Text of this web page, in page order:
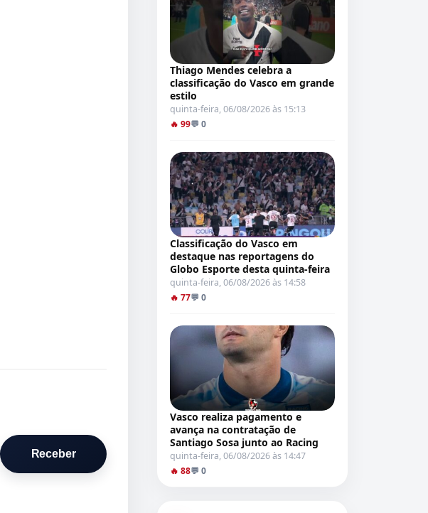
Receber
Thiago Mendes celebra a
classificação do Vasco em grande
estilo
quinta-feira, 06/08/2026 às 15:13
🔥 99💬 0
Classificação do Vasco em
destaque nas reportagens do
Globo Esporte desta quinta-feira
quinta-feira, 06/08/2026 às 14:58
🔥 77💬 0
Vasco realiza pagamento e
avança na contratação de
Santiago Sosa junto ao Racing
quinta-feira, 06/08/2026 às 14:47
🔥 88💬 0